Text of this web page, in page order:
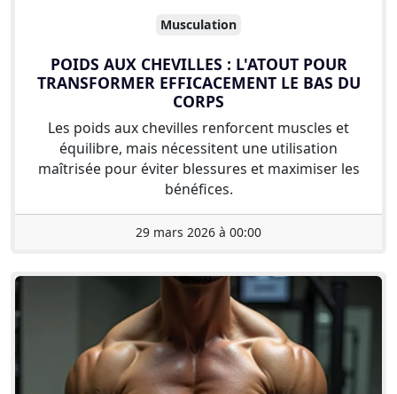
Musculation
POIDS AUX CHEVILLES : L'ATOUT POUR
TRANSFORMER EFFICACEMENT LE BAS DU
CORPS
Les poids aux chevilles renforcent muscles et
équilibre, mais nécessitent une utilisation
maîtrisée pour éviter blessures et maximiser les
bénéfices.
29 mars 2026 à 00:00